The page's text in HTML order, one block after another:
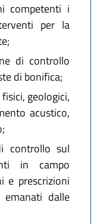
competenti i
per la
di controllo
di bonifica;
geologici,
acustico,
controllo sul
in campo
e prescrizioni
dalle